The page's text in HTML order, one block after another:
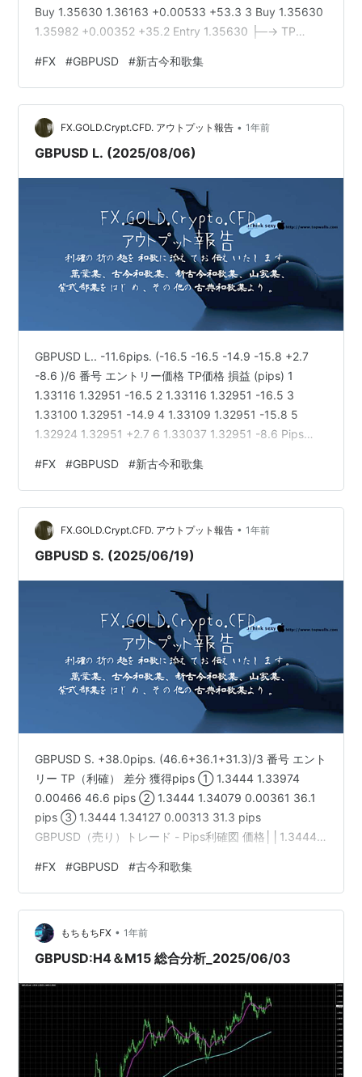
Buy 1.35630 1.36163 +0.00533 +53.3 3 Buy 1.35630
1.35982 +0.00352 +35.2 Entry 1.35630 ├─→ TP
└─→ TP 1.3…
#FX #GBPUSD #新古今和歌集
FX.GOLD.Crypt.CFD. アウトプット報告 • 1年前
GBPUSD L. (2025/08/06)
GBPUSD L.. -11.6pips. (-16.5 -16.5 -14.9 -15.8 +2.7
-8.6 )/6 番号 エントリー価格 TP価格 損益 (pips) 1
1.33116 1.32951 -16.5 2 1.33116 1.32951 -16.5 3
1.33100 1.32951 -14.9 4 1.33109 1.32951 -15.8 5
1.32924 1.32951 +2.7 6 1.33037 1.32951 -8.6 Pips
(GBPUSD)─────────────────────────────
──Trade 1: ▂…
#FX #GBPUSD #新古今和歌集
FX.GOLD.Crypt.CFD. アウトプット報告 • 1年前
GBPUSD S. (2025/06/19)
GBPUSD S. +38.0pips. (46.6+36.1+31.3)/3 番号 エント
リー TP（利確） 差分 獲得pips ① 1.3444 1.33974
0.00466 46.6 pips ② 1.3444 1.34079 0.00361 36.1
pips ③ 1.3444 1.34127 0.00313 31.3 pips
GBPUSD（売り）トレード - Pips利確図 価格││1.3444
│││├───────┬────────────┬───────────
─┐│↓ ↓ ↓ ↓│1.34127 1.34079 1.33974 ←…
#FX #GBPUSD #古今和歌集
もちもちFX • 1年前
GBPUSD:H4＆M15 総合分析_2025/06/03